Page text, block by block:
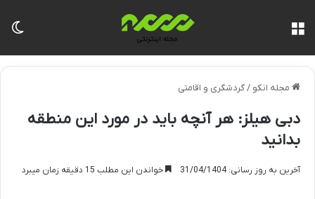
مجله انکو /گردشگری و اقامتی
دبی هیلز: هر آنچه باید در مورد این منطقه
بدانید
آخرین به روز رسانی: 31/04/1404 خواندن این مطلب 15 دقیقه زمان میبرد